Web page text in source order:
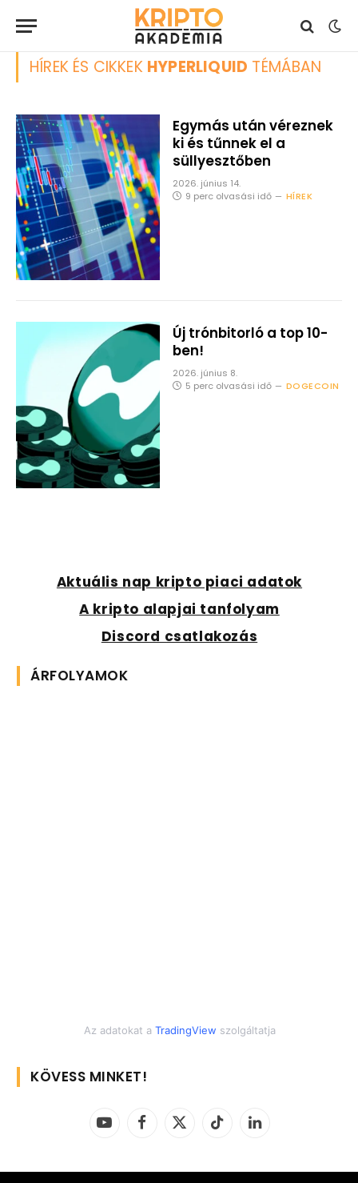
HÍREK ÉS CIKKEK HYPERLIQUID TÉMÁBAN
Egymás után véreznek
ki és tűnnek el a
süllyesztőben
2026. június 14.
9 perc olvasási idő
HÍREK
Új trónbitorló a top 10-
ben!
2026. június 8.
5 perc olvasási idő
DOGECOIN
Aktuális nap kripto piaci adatok
A kripto alapjai tanfolyam
Discord csatlakozás
ÁRFOLYAMOK
Az adatokat a TradingView szolgáltatja
KÖVESS MINKET!
YouTubeFacebook
X
TikTok LinkedIn